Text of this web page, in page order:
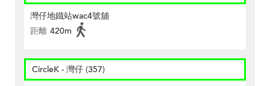
灣仔地鐵站wac4號舖
距離 420m
CircleK - 灣仔 (357)